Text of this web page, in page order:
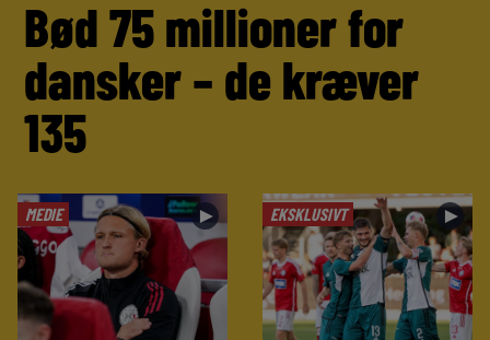
Bød 75 millioner for
dansker – de kræver
135
MEDIE ► EKSKLUSIVT ►